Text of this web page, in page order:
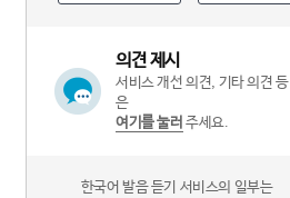
의견 제시
서비스 개선 의견, 기타 의견 등
은
여기를 눌러 주세요.
한국어 발음 듣기 서비스의 일부는